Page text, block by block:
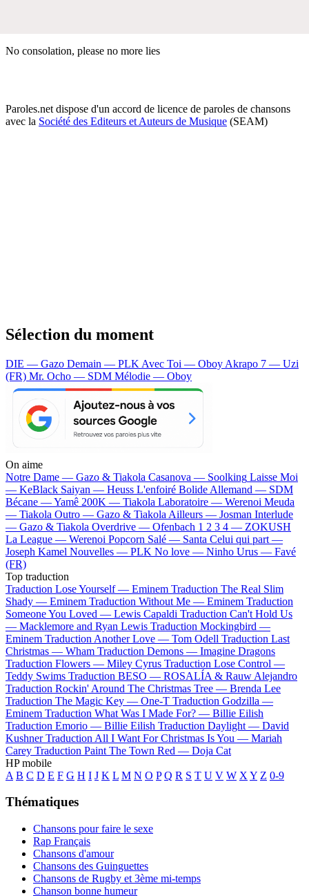
No consolation, please no more lies
Paroles.net dispose d'un accord de licence de paroles de chansons
avec la Société des Editeurs et Auteurs de Musique (SEAM)
Sélection du moment
DIE — Gazo Demain — PLK Avec Toi — Oboy Akrapo 7 — Uzi
(FR) Mr. Ocho — SDM Mélodie — Oboy
On aime
Notre Dame — Gazo & Tiakola Casanova — Soolking Laisse Moi
— KeBlack Saiyan — Heuss L'enfoiré Bolide Allemand — SDM
Bécane —Yamê 200K — Tiakola Laboratoire — Werenoi Meuda
— Tiakola Outro — Gazo & Tiakola Ailleurs — Josman Interlude
— Gazo & Tiakola Overdrive — Ofenbach 1 2 3 4 — ZOKUSH
La League — Werenoi Popcorn Salé — Santa Celui qui part —
Joseph Kamel Nouvelles — PLK No love — Ninho Urus — Favé
(FR)
Top traduction
Traduction Lose Yourself — Eminem Traduction The Real Slim
Shady — Eminem Traduction Without Me — Eminem Traduction
Someone You Loved — Lewis Capaldi Traduction Can't Hold Us
— Macklemore and Ryan Lewis Traduction Mockingbird —
Eminem Traduction Another Love — Tom Odell Traduction Last
Christmas — Wham Traduction Demons — Imagine Dragons
Traduction Flowers — Miley Cyrus Traduction Lose Control —
Teddy Swims Traduction BESO — ROSALÍA & Rauw Alejandro
Traduction Rockin' Around The Christmas Tree — Brenda Lee
Traduction The Magic Key — One-T Traduction Godzilla —
Eminem Traduction What Was I Made For? — Billie Eilish
Traduction Emorio — Billie Eilish Traduction Daylight — David
Kushner Traduction All I Want For Christmas Is You — Mariah
Carey Traduction Paint The Town Red — Doja Cat
HP mobile
A B C D E F G H I J K L M N O P Q R S T U V W X Y Z 0-9
Thématiques
Chansons pour faire le sexe
Rap Français
Chansons d'amour
Chansons des Guinguettes
Chansons de Rugby et 3ème mi-temps
Chanson bonne humeur